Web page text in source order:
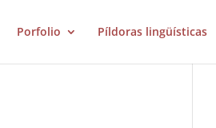
Porfolio Píldoras lingüísticas